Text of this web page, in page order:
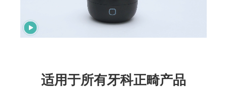
适用于所有牙科正畸产品